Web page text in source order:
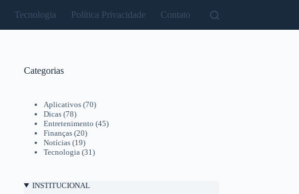
Tecnologia Política Privacidade Contato
Categorias
Aplicativos(70)
Dicas(78)
Entretenimento (45)
Finanças(20)
Notícias(19)
Tecnologia(31)
INSTITUCIONAL